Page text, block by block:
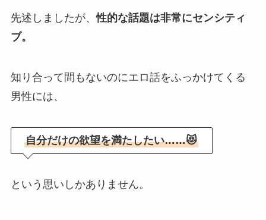
先述しましたが、性的な話題は非常にセンシティ
ブ。
知り合って間もないのにエロ話をふっかけてくる
男性には、
自分だけの欲望を満たしたい……😻
という思いしかありません。